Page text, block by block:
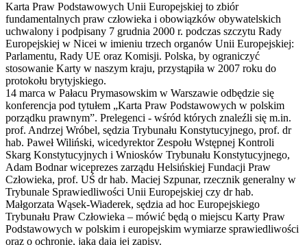
Karta Praw Podstawowych Unii Europejskiej to zbiór
fundamentalnych praw człowieka i obowiązków obywatelskich
uchwalony i podpisany 7 grudnia 2000 r. podczas szczytu Rady
Europejskiej w Nicei w imieniu trzech organów Unii Europejskiej:
Parlamentu, Rady UE oraz Komisji. Polska, by ograniczyć
stosowanie Karty w naszym kraju, przystąpiła w 2007 roku do
protokołu brytyjskiego.
14 marca w Pałacu Prymasowskim w Warszawie odbędzie się
konferencja pod tytułem „Karta Praw Podstawowych w polskim
porządku prawnym”. Prelegenci - wśród których znaleźli się m.in.
prof. Andrzej Wróbel, sędzia Trybunału Konstytucyjnego, prof. dr
hab. Paweł Wiliński, wicedyrektor Zespołu Wstępnej Kontroli
Skarg Konstytucyjnych i Wniosków Trybunału Konstytucyjnego,
Adam Bodnar wiceprezes zarządu Helsińskiej Fundacji Praw
Człowieka, prof. UŚ dr hab. Maciej Szpunar, rzecznik generalny w
Trybunale Sprawiedliwości Unii Europejskiej czy dr hab.
Małgorzata Wąsek-Wiaderek, sędzia ad hoc Europejskiego
Trybunału Praw Człowieka – mówić będą o miejscu Karty Praw
Podstawowych w polskim i europejskim wymiarze sprawiedliwości
oraz o ochronie, jaką dają jej zapisy.